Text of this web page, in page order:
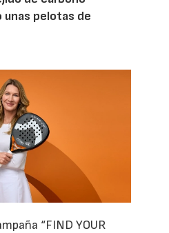
unas pelotas de
“FIND YOUR